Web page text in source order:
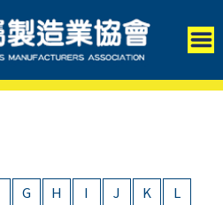
G H I J K
L